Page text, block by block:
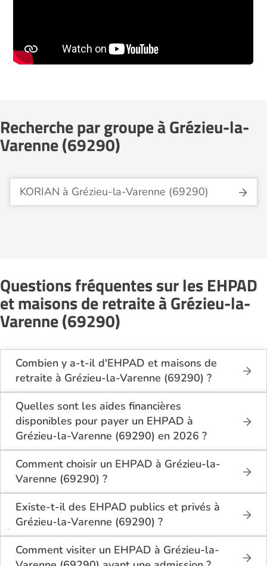
Recherche par groupe à Grézieu-la-
Varenne (69290)
KORIAN à Grézieu-la-Varenne (69290)
Questions fréquentes sur les EHPAD
et maisons de retraite à Grézieu-la-
Varenne (69290)
Combien y a-t-il d'EHPAD et maisons de
retraite à Grézieu-la-Varenne (69290) ?
Sur le site Logement-seniors.com, on recense
actuellement 3 EHPAD et maisons de retraite à
Grézieu-la-Varenne (69290).
Quelles sont les aides financières
disponibles pour payer un EHPAD à
Grézieu-la-Varenne (69290) en 2026 ?
Les résidents d’EHPAD à Grézieu-la-Varenne
(69290) peuvent bénéficier de plusieurs aides :
L’APA (Allocation Personnalisée d’Autonomie)
pour financer une partie de la dépendance.
L’ASH (Aide Sociale à l’Hébergement) pour les
revenus modestes.
Les déductions fiscales pour les frais
d’hébergement en établissement.
Comment choisir un EHPAD à Grézieu-la-
Varenne (69290) ?
Pour bien choisir un EHPAD à Grézieu-la-Varenne
(69290), il est conseillé de :
Comparer les tarifs et les services proposés
(restauration, animations, soins médicaux).
Visiter plusieurs établissements pour évaluer
Existe-t-il des EHPAD publics et privés à
Grézieu-la-Varenne (69290) ?
À Grézieu-la-Varenne (69290), on trouve à la fois
des EHPAD publics (souvent gérés par le CCAS ou
l’hôpital local) et des EHPAD privés (associatifs ou
Comment visiter un EHPAD à Grézieu-la-